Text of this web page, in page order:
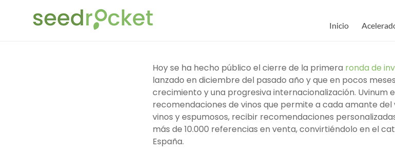
contenidoSeedRocket Inicio
Hoy se ha hecho público el cierre de la primera ronda de
lanzado en diciembre del pasado año y que en pocos
crecimiento y una progresiva internacionalización. Uvinum
recomendaciones de vinos que permite a cada amante
vinos y espumosos, recibir recomendaciones
más de 10.000 referencias en venta, convirtiéndolo en el
España.